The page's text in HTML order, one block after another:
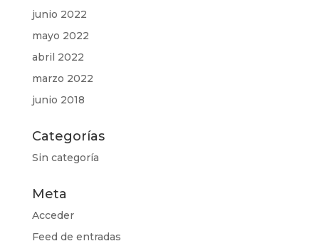
junio 2022
mayo 2022
abril 2022
marzo 2022
junio 2018
Categorías
Sin categoría
Meta
Acceder
Feed de entradas